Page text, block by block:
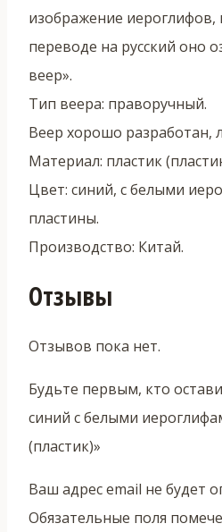
изображение иероглифов,
переводе на русский оно
веер».
Тип веера: праворучный.
Веер хорошо разработан,
Материал: пластик
Цвет: синий, с белыми
пластины.
Производство: Китай.
Отзывы
Отзывов пока нет.
Будьте первым, кто
синий с белыми
(пластик)»
Ваш адрес email не будет
Обязательные поля